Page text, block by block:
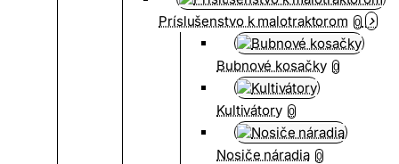
Príslušenstvo k malotraktorom 0
Bubnové kosačky 0
Kultivátory 0
Nosiče náradia 0